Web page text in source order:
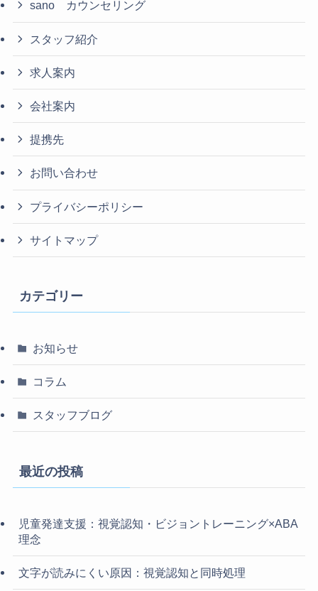
sano カウンセリング
スタッフ紹介
求人案内
会社案内
提携先
お問い合わせ
プライバシーポリシー
サイトマップ
カテゴリー
お知らせ
コラム
スタッフブログ
最近の投稿
児童発達支援：視覚認知・ビジョントレーニング×ABA
理念
文字が読みにくい原因：視覚認知と同時処理